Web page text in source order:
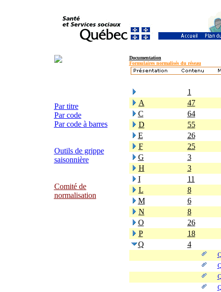
Documentation
Formulaires normalisés du réseau
Par titre
Par code
Par code à barres
Outils de grippe
saisonnière
Comité de
normalisation
1
A
47
C
64
D
55
E
26
F
25
G
3
H
3
I
11
L
8
M
6
N
8
O
26
P
18
Q
4